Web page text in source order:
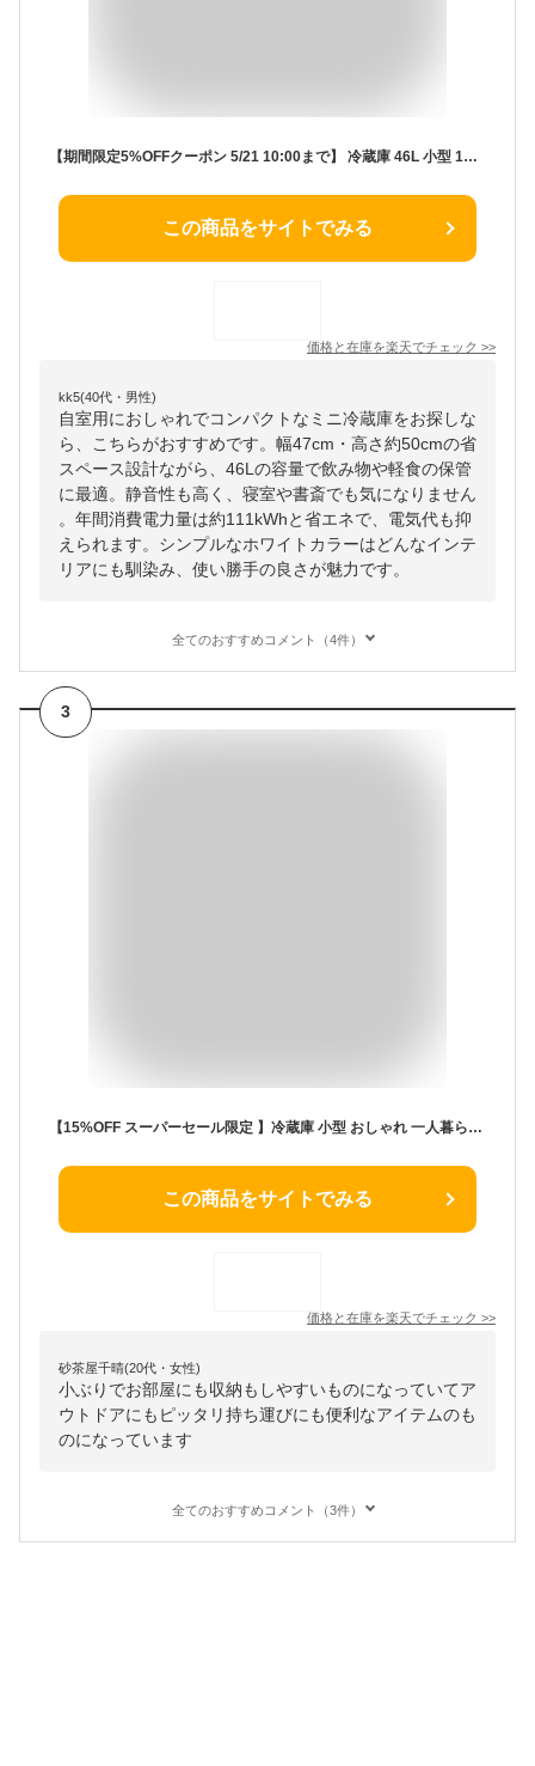
【期間限定5%OFFクーポン 5/21 10:00まで】 冷蔵庫 46L 小型 1ドア 一人暮らし 新生活 コンパクト ミニ冷蔵庫 右開き おしゃれ ミニ サブ冷蔵庫 オフィス 寝室 白 ホワイト 1年保証 MAXZEN マクスゼン JR046ML01WH エクプラ特選
この商品をサイトでみる
価格と在庫を楽天でチェック >>
kk5(40代・男性)
自室用におしゃれでコンパクトなミニ冷蔵庫をお探しな
ら、こちらがおすすめです。幅47cm・高さ約50cmの省
スペース設計ながら、46Lの容量で飲み物や軽食の保管
に最適。静音性も高く、寝室や書斎でも気になりません
。年間消費電力量は約111kWhと省エネで、電気代も抑
えられます。シンプルなホワイトカラーはどんなインテ
リアにも馴染み、使い勝手の良さが魅力です。
全てのおすすめコメント（4件）
3
【15%OFF スーパーセール限定 】冷蔵庫 小型 おしゃれ 一人暮らし 8L 冷蔵 加熱 冷温庫 保冷庫 保温庫 省エネ 保冷保温 ミニ冷蔵庫 半導体チップ 家庭用 車載用 小型冷温庫 保温庫 ポータブル 低騒音 加熟 冷却 アウトドア 室内
この商品をサイトでみる
価格と在庫を楽天でチェック >>
砂茶屋千晴(20代・女性)
小ぶりでお部屋にも収納もしやすいものになっていてア
ウトドアにもピッタリ持ち運びにも便利なアイテムのも
のになっています
全てのおすすめコメント（3件）